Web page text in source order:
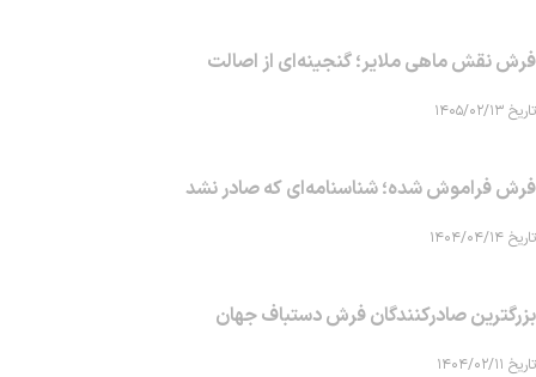
فرش نقش ماهی‌ ملایر؛ گنجینه‌ای از اصالت
تاریخ ۱۴۰۵/۰۲/۱۳
فرش فراموش شده؛ شناسنامه‌ای که صادر نشد
تاریخ ۱۴۰۴/۰۴/۱۴
بزرگترین صادرکنندگان فرش دستباف جهان
تاریخ ۱۴۰۴/۰۲/۱۱